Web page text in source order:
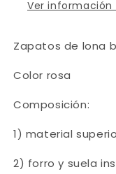
Ver información
Zapatos de lona
Color rosa
Composición:
1) material
2) forro y suela